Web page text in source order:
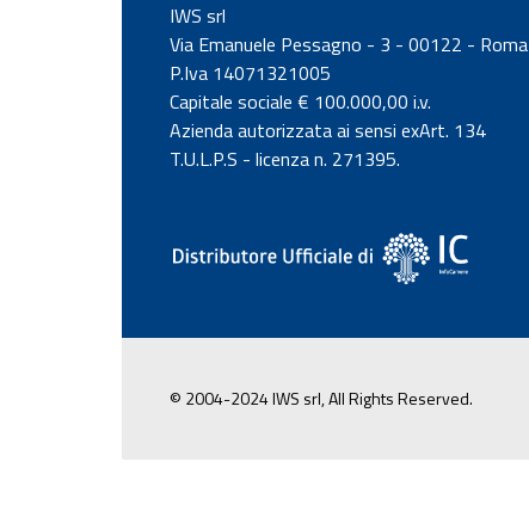
IWS srl
Via Emanuele Pessagno - 3 - 00122 - Roma
P.Iva 14071321005
Capitale sociale € 100.000,00 i.v.
Azienda autorizzata ai sensi exArt. 134
T.U.L.P.S - licenza n. 271395.
© 2004-2024 IWS srl, All Rights Reserved.